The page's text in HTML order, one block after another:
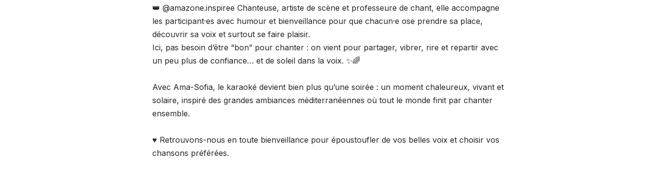
👑 @amazone.inspiree Chanteuse, artiste de scène et professeure de chant, elle accompagne
les participant·es avec humour et bienveillance pour que chacun·e ose prendre sa place,
découvrir sa voix et surtout se faire plaisir.
Ici, pas besoin d’être “bon” pour chanter : on vient pour partager, vibrer, rire et repartir avec
un peu plus de confiance… et de soleil dans la voix. ✨🌈
Avec Ama-Sofia, le karaoké devient bien plus qu’une soirée : un moment chaleureux, vivant et
solaire, inspiré des grandes ambiances méditerranéennes où tout le monde finit par chanter
ensemble.
♥️ Retrouvons-nous en toute bienveillance pour époustoufler de vos belles voix et choisir vos
chansons préférées.